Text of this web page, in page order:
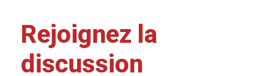
Rejoignez la
discussion